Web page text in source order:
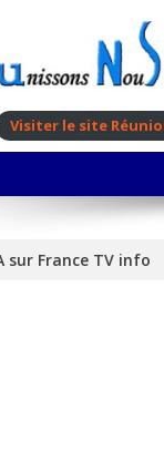
Visiter le site
sur France TV info